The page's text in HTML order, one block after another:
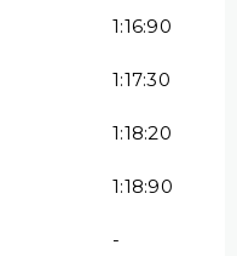
1:16:90
1:17:30
1:18:20
1:18:90
-